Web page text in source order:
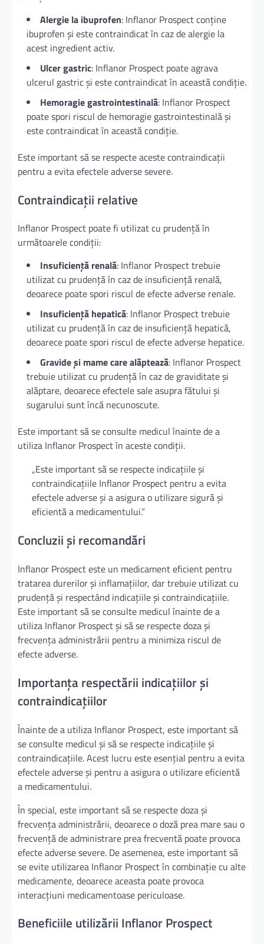
Alergie la ibuprofen: Inflanor Prospect conține
ibuprofen și este contraindicat în caz de alergie la
acest ingredient activ.
Ulcer gastric: Inflanor Prospect poate agrava
ulcerul gastric și este contraindicat în această condiție.
Hemoragie gastrointestinală: Inflanor Prospect
poate spori riscul de hemoragie gastrointestinală și
este contraindicat în această condiție.
Este important să se respecte aceste contraindicații
pentru a evita efectele adverse severe.
Contraindicații relative
Inflanor Prospect poate fi utilizat cu prudență în
următoarele condiții:
Insuficiență renală: Inflanor Prospect trebuie
utilizat cu prudență în caz de insuficiență renală,
deoarece poate spori riscul de efecte adverse renale.
Insuficiență hepatică: Inflanor Prospect trebuie
utilizat cu prudență în caz de insuficiență hepatică,
deoarece poate spori riscul de efecte adverse hepatice.
Gravide și mame care alăptează: Inflanor Prospect
trebuie utilizat cu prudență în caz de graviditate și
alăptare, deoarece efectele sale asupra fătului și
sugarului sunt încă necunoscute.
Este important să se consulte medicul înainte de a
utiliza Inflanor Prospect în aceste condiții.
„Este important să se respecte indicațiile și
contraindicațiile Inflanor Prospect pentru a evita
efectele adverse și a asigura o utilizare sigură și
eficientă a medicamentului.”
Concluzii și recomandări
Inflanor Prospect este un medicament eficient pentru
tratarea durerilor și inflamațiilor, dar trebuie utilizat cu
prudență și respectând indicațiile și contraindicațiile.
Este important să se consulte medicul înainte de a
utiliza Inflanor Prospect și să se respecte doza și
frecvența administrării pentru a minimiza riscul de
efecte adverse.
Importanța respectării indicațiilor și
contraindicațiilor
Înainte de a utiliza Inflanor Prospect, este important să
se consulte medicul și să se respecte indicațiile și
contraindicațiile. Acest lucru este esențial pentru a evita
efectele adverse și pentru a asigura o utilizare eficientă
a medicamentului.
În special, este important să se respecte doza și
frecvența administrării, deoarece o doză prea mare sau o
frecvență de administrare prea frecventă poate provoca
efecte adverse severe. De asemenea, este important să
se evite utilizarea Inflanor Prospect în combinație cu alte
medicamente, deoarece aceasta poate provoca
interacțiuni medicamentoase periculoase.
Beneficiile utilizării Inflanor Prospect